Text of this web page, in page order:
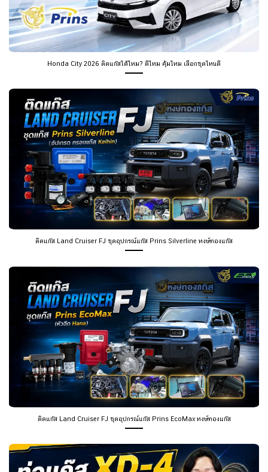
Honda City 2026 ติดแก๊สได้ไหม? ดีไหม คุ้มไหม เลือกชุดไหนดี
ติดแก๊ส Land Cruiser FJ ชุดอุปกรณ์แก๊ส Prins Silverline หงษ์ทองแก๊ส
ติดแก๊ส Land Cruiser FJ ชุดอุปกรณ์แก๊ส Prins EcoMax หงษ์ทองแก๊ส